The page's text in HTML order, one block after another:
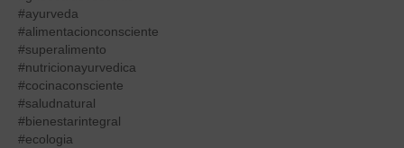
#ayurveda
#alimentacionconsciente
#superalimento
#nutricionayurvedica
#cocinaconsciente
#saludnatural
#bienestarintegral
#ecologia